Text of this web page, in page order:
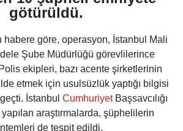
götürüldü.
habere göre, operasyon, İstanbul Mali
Şube Müdürlüğü görevlilerince
ekipleri, bazı acente şirketlerinin
etmek için usulsüzlük yaptığı bilgisi
İstanbul CumhuriyetBaşsavcılığı
araştırmalarda, şüphelilerin
de tespit edildi.